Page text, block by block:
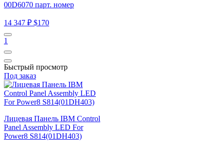
00D6070 парт. номер
14 347 ₽ $170
1
Быстрый просмотр
Под заказ
Лицевая Панель IBM Control
Panel Assembly LED For
Power8 S814(01DH403)